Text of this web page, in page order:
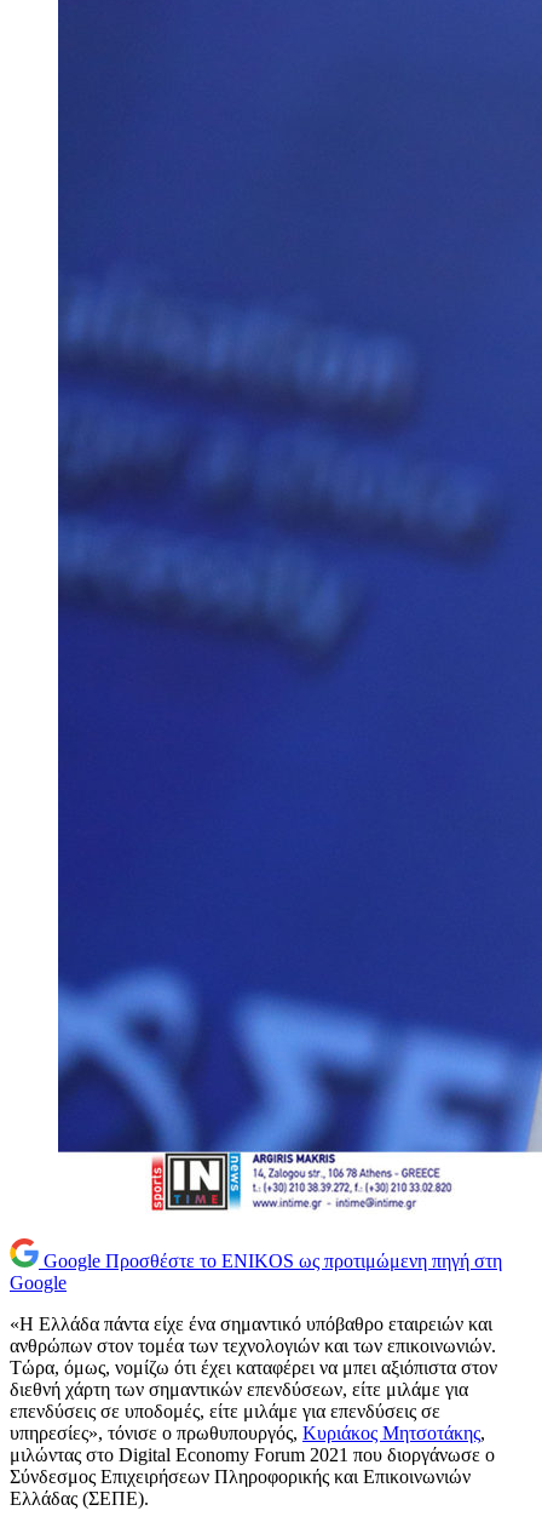
Google Προσθέστε το ENIKOS ως προτιμώμενη πηγή στη
Google
«Η Ελλάδα πάντα είχε ένα σημαντικό υπόβαθρο εταιρειών και
ανθρώπων στον τομέα των τεχνολογιών και των επικοινωνιών.
Τώρα, όμως, νομίζω ότι έχει καταφέρει να μπει αξιόπιστα στον
διεθνή χάρτη των σημαντικών επενδύσεων, είτε μιλάμε για
επενδύσεις σε υποδομές, είτε μιλάμε για επενδύσεις σε
υπηρεσίες», τόνισε ο πρωθυπουργός, Κυριάκος Μητσοτάκης,
μιλώντας στο Digital Economy Forum 2021 που διοργάνωσε ο
Σύνδεσμος Επιχειρήσεων Πληροφορικής και Επικοινωνιών
Ελλάδας (ΣΕΠΕ).